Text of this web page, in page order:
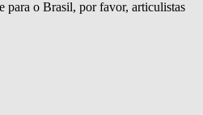
para o Brasil, por favor, articulistas